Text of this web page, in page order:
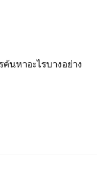
นหาอะไรบางอย่าง